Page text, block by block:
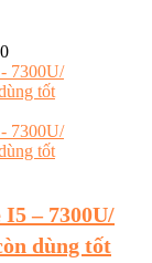
0
– 7300U/
dùng tốt